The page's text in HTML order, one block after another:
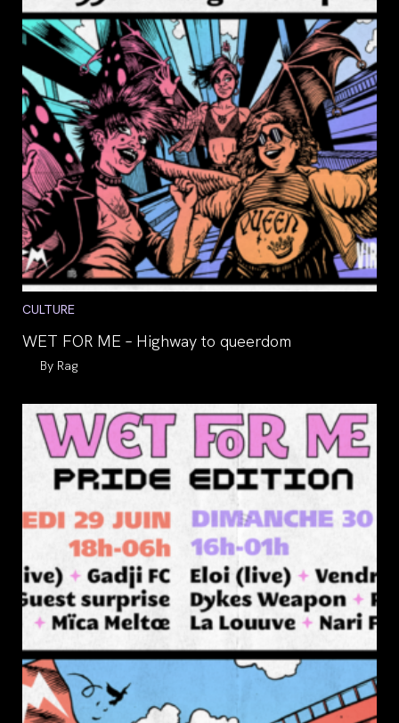
Post
CULTURE
WET FOR ME – Highway to queerdom
Auteur/autrice
la
publication :
Rag